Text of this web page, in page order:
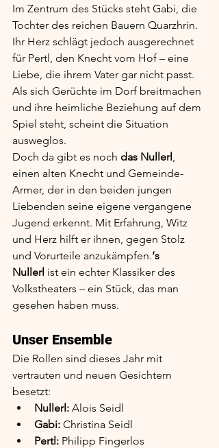
Im Zentrum des Stücks steht Gabi, die
Tochter des reichen Bauern Quarzhrin.
Ihr Herz schlägt jedoch ausgerechnet
für Pertl, den Knecht vom Hof – eine
Liebe, die ihrem Vater gar nicht passt.
Als sich Gerüchte im Dorf breitmachen
und ihre heimliche Beziehung auf dem
Spiel steht, scheint die Situation
ausweglos.
Doch da gibt es noch das Nullerl
einen alten Knecht und Gemeinde-
Armer, der in den beiden jungen
Liebenden seine eigene vergangene
Jugend erkennt. Mit Erfahrung, Witz
und Herz hilft er ihnen, gegen Stolz
und Vorurteile anzukämpfen.‘s
Nullerl ist ein echter Klassiker des
Volkstheaters – ein Stück, das man
gesehen haben muss.
Unser Ensemble
Die Rollen sind dieses Jahr mit
vertrauten und neuen Gesichtern
besetzt:
Nullerl: Alois Seidl
Gabi: Christina Seidl
Pertl: Philipp Fingerlos